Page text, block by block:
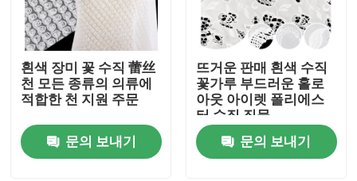
우리에 대하여
공장 여행
품질 관리
연락주세요
흰색 장미 꽃 수직 蕾丝
천 모든 종류의 의류에
적합한 천 지원 주문
문의 보내기
뜨거운 판매 흰색 수직
꽃가루 부드러운 홀로
아웃 아이렛 폴리에스
터 수직 직물
문의 보내기